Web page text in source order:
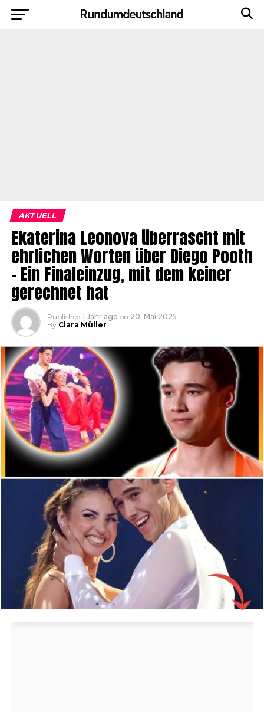
AKTUELL
Ekaterina Leonova überrascht mit
ehrlichen Worten über Diego Pooth
– Ein Finaleinzug, mit dem keiner
gerechnet hat
Published 1 Jahr ago on 20. Mai 2025
By Clara Müller